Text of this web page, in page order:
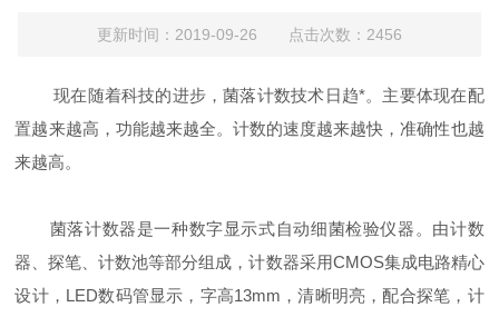
更新时间：2019-09-26 点击次数：2456
现在随着科技的进步，菌落计数技术日趋*。主要体现在配
置越来越高，功能越来越全。计数的速度越来越快，准确性也越
来越高。
菌落计数器是一种数字显示式自动细菌检验仪器。由计数
器、探笔、计数池等部分组成，计数器采用CMOS集成电路精心
设计，LED数码管显示，字高13mm，清晰明亮，配合探笔，计